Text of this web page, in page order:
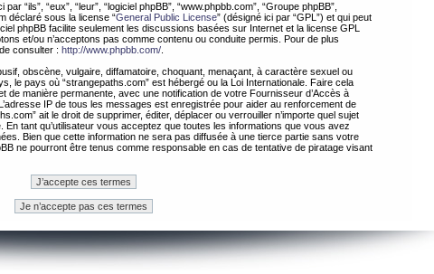
“ils”, “eux”, “leur”, “logiciel phpBB”, “www.phpbb.com”, “Groupe phpBB”,
déclaré sous la license “General Public License” (désigné ici par “GPL”) et qui peut
phpBB facilite seulement les discussions basées sur Internet et la license GPL
et/ou n’acceptons pas comme contenu ou conduite permis. Pour de plus
consulter : http://www.phpbb.com/
obscène, vulgaire, diffamatoire, choquant, menaçant, à caractère sexuel ou
le pays où “strangepaths.com” est hébergé ou la Loi Internationale. Faire cela
de manière permanente, avec une notification de votre Fournisseur d’Accès à
IP de tous les messages est enregistrée pour aider au renforcement de
ait le droit de supprimer, éditer, déplacer ou verrouiller n’importe quel sujet
tant qu’utilisateur vous acceptez que toutes les informations que vous avez
Bien que cette information ne sera pas diffusée à une tierce partie sans votre
ne pourront être tenus comme responsable en cas de tentative de piratage visant